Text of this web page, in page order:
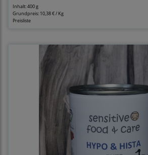
Inhalt: 400 g
Grundpreis: 10,38 € / Kg
Preisliste